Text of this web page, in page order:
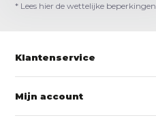
* Lees hier de wettelijke beperkingen
Klantenservice
Mijn account